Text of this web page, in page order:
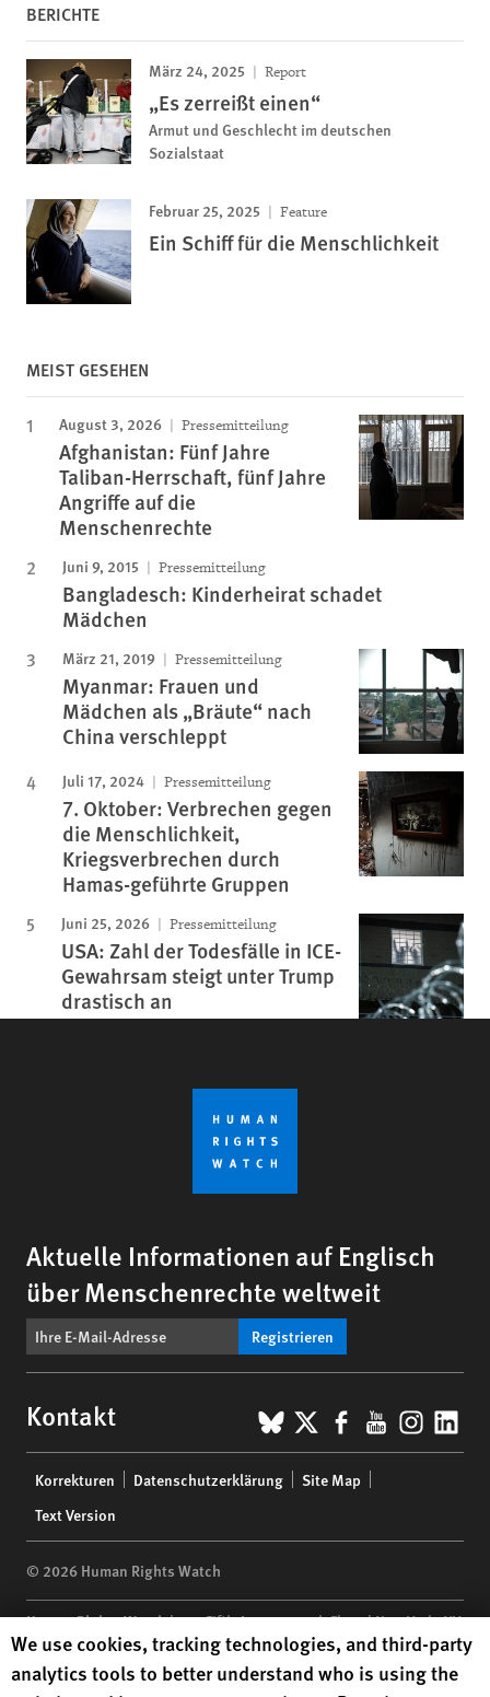
BERICHTE
März 24, 2025 Report
„Es zerreißt einen“
Armut und Geschlecht im deutschen
Sozialstaat
Februar 25, 2025 Feature
Ein Schiff für die Menschlichkeit
MEIST GESEHEN
August 3, 2026 Pressemitteilung
Afghanistan: Fünf Jahre
Taliban-Herrschaft, fünf Jahre
Angriffe auf die
Menschenrechte
Juni 9, 2015 Pressemitteilung
Bangladesch: Kinderheirat schadet
Mädchen
März 21, 2019 Pressemitteilung
Myanmar: Frauen und
Mädchen als „Bräute“ nach
China verschleppt
Juli 17, 2024 Pressemitteilung
7. Oktober: Verbrechen gegen
die Menschlichkeit,
Kriegsverbrechen durch
Hamas-geführte Gruppen
Juni 25, 2026 Pressemitteilung
USA: Zahl der Todesfälle in ICE-
Gewahrsam steigt unter Trump
drastisch an
Aktuelle Informationen auf Englisch
über Menschenrechte weltweit
Registrieren
Kontakt BlueSky
X Facebook
YouTube
menu
Korrekturen Datenschutzerklärung
Site Map
Text Version
© 2026 Human Rights Watch
Human Rights Watch| 350 Fifth Avenue, 34th Floor | New York,NY
10118-3299USA|t 1.212.290.4700
Human Rights Watchis a 501(C)(3) nonprofit registered in the US
Human Rights Watch cookie preferences
We use cookies, tracking technologies, and third-party
analytics tools to better understand who is using the